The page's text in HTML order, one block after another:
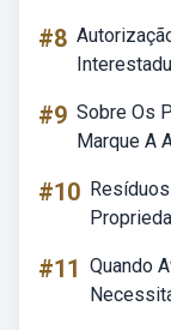
#8
#9 Sobre Os
Marque A
#10
#11 Quando